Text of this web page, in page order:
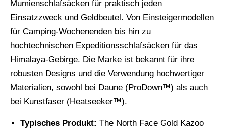
Mumienschlafsäcken für praktisch jeden
Einsatzzweck und Geldbeutel. Von Einsteigermodellen
für Camping-Wochenenden bis hin zu
hochtechnischen Expeditionsschlafsäcken für das
Himalaya-Gebirge. Die Marke ist bekannt für ihre
robusten Designs und die Verwendung hochwertiger
Materialien, sowohl bei Daune (ProDown™) als auch
bei Kunstfaser (Heatseeker™).
Typisches Produkt: The North Face Gold Kazoo